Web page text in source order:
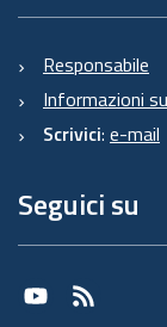
Responsabile
Informazioni
Scrivici: e-mail
Seguici su
Youtube
RSS